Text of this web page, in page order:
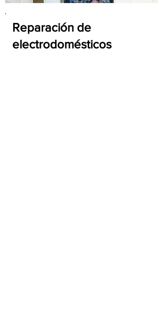
Reparación de
electrodomésticos